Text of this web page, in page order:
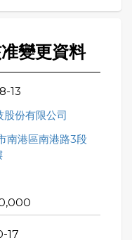
變更資料
13
股份有限公司
南港區南港路3段
17